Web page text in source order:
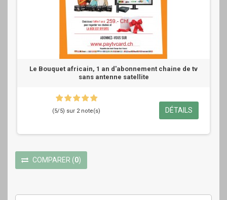
Le Bouquet africain, 1 an d'abonnement chaine de tv
sans antenne satellite
(5/5) sur 2 note(s) DÉTAILS
COMPARER (0)